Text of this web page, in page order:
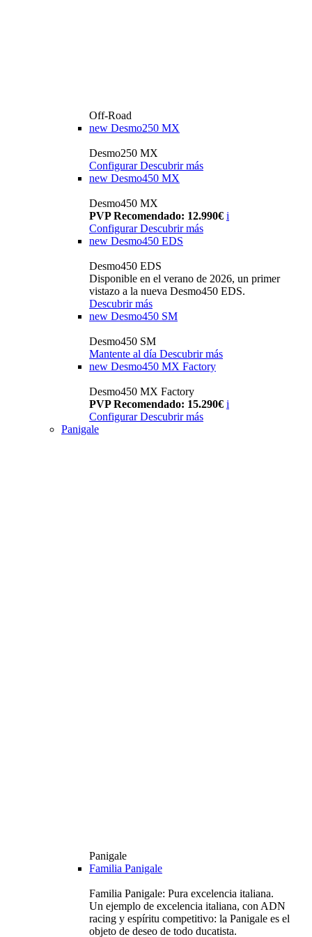
Off-Road
new Desmo250 MX
Desmo250 MX
Configurar Descubrir más
new Desmo450 MX
Desmo450 MX
PVP Recomendado: 12.990€ i
Configurar Descubrir más
new Desmo450 EDS
Desmo450 EDS
Disponible en el verano de 2026, un primer
vistazo a la nueva Desmo450 EDS.
Descubrir más
new Desmo450 SM
Desmo450 SM
Mantente al día Descubrir más
new Desmo450 MX Factory
Desmo450 MX Factory
PVP Recomendado: 15.290€ i
Configurar Descubrir más
Panigale
Panigale
Familia Panigale
Familia Panigale: Pura excelencia italiana.
Un ejemplo de excelencia italiana, con ADN
racing y espíritu competitivo: la Panigale es el
objeto de deseo de todo ducatista.